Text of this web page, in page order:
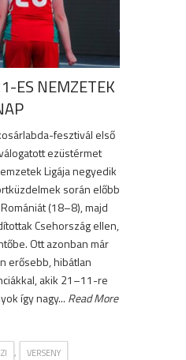
ES NEMZETEK
fesztivál első
ezüstérmet
Ligája negyedik
során előbb
(18–8), majd
Csehország ellen,
Ott azonban már
erősebb, hibátlan
akik 21–11-re
így nagy... Read More
, VERSENY